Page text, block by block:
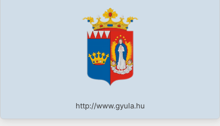
http://www.gyula.hu